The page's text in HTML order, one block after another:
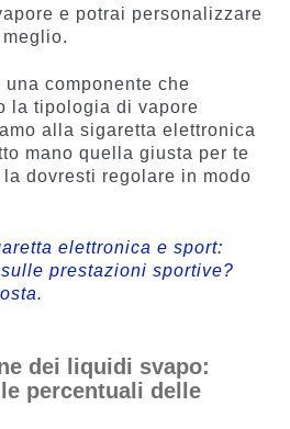
e potrai personalizzare
componente che
la tipologia di vapore
alla sigaretta elettronica
mano quella giusta per te
dovresti regolare in modo
elettronica e sport:
prestazioni sportive?
dei liquidi svapo:
percentuali delle